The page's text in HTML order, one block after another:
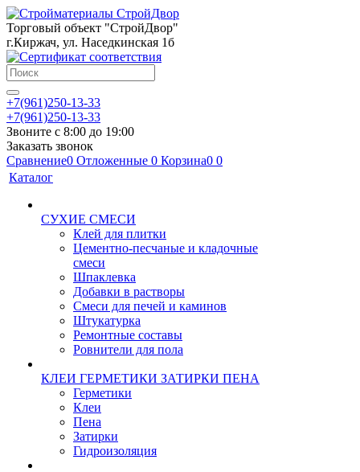
Торговый объект "СтройДвор"
г.Киржач, ул. Наседкинская 1б
+7(961)250-13-33
+7(961)250-13-33
Звоните с 8:00 до 19:00
Заказать звонок
Сравнение0 Отложенные 0 Корзина0 0
Каталог
СУХИЕ СМЕСИ
Клей для плитки
Цементно-песчаные и кладочные
смеси
Шпаклевка
Добавки в растворы
Смеси для печей и каминов
Штукатурка
Ремонтные составы
Ровнители для пола
КЛЕИ ГЕРМЕТИКИ ЗАТИРКИ ПЕНА
Герметики
Клеи
Пена
Затирки
Гидроизоляция